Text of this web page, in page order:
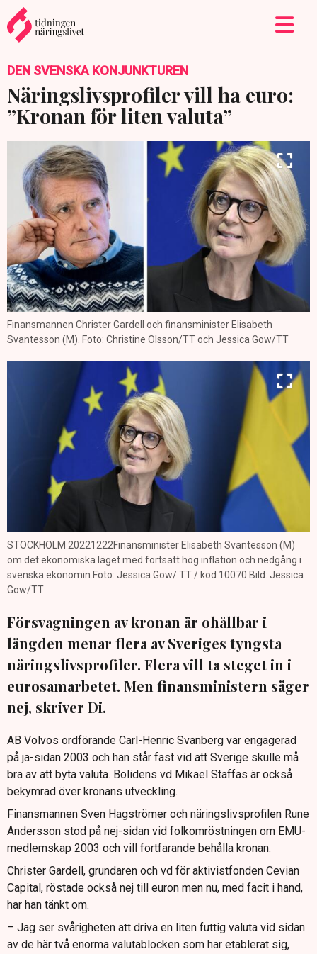
DEN SVENSKA KONJUNKTUREN
Näringslivsprofiler vill ha euro:
”Kronan för liten valuta”
Finansmannen Christer Gardell och finansminister Elisabeth
Svantesson (M). Foto: Christine Olsson/TT och Jessica Gow/TT
STOCKHOLM 20221222Finansminister Elisabeth Svantesson (M)
om det ekonomiska läget med fortsatt hög inflation och nedgång i
svenska ekonomin.Foto: Jessica Gow/ TT / kod 10070 Bild: Jessica
Gow/TT
Försvagningen av kronan är ohållbar i
längden menar flera av Sveriges tyngsta
näringslivsprofiler. Flera vill ta steget in i
eurosamarbetet. Men finansministern säger
nej, skriver Di.
AB Volvos ordförande Carl-Henric Svanberg var engagerad
på ja-sidan 2003 och han står fast vid att Sverige skulle må
bra av att byta valuta. Bolidens vd Mikael Staffas är också
bekymrad över kronans utveckling.
Finansmannen Sven Hagströmer och näringslivsprofilen Rune
Andersson stod på nej-sidan vid folkomröstningen om EMU-
medlemskap 2003 och vill fortfarande behålla kronan.
Christer Gardell, grundaren och vd för aktivistfonden Cevian
Capital, röstade också nej till euron men nu, med facit i hand,
har han tänkt om.
– Jag ser svårigheten att driva en liten futtig valuta vid sidan
av de här två enorma valutablocken som har etablerat sig,